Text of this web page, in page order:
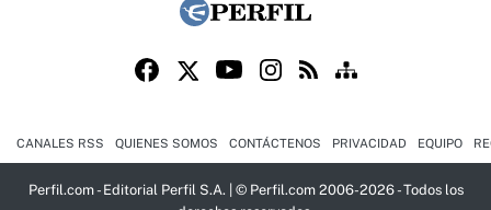
CANALES RSS QUIENES SOMOS CONTÁCTENOS PRIVACIDAD EQUIPO
Perfil.com - Editorial Perfil S.A. | © Perfil.com 2006-2026 - Todos los